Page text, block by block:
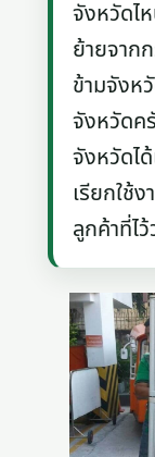
จังหวัดไ
ย้ายจาก
ข้ามจังห
จังหวัดค
จังหวัดไ
เรียกใช้
ลูกค้าที่ไ